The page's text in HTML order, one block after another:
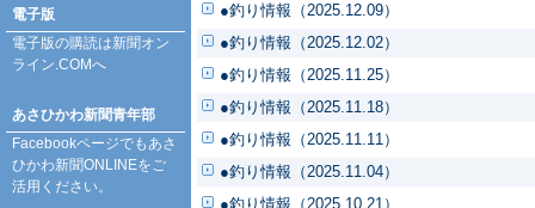
●釣り情報（2025.12.09）
●釣り情報（2025.12.02）
●釣り情報（2025.11.25）
●釣り情報（2025.11.18）
●釣り情報（2025.11.11）
●釣り情報（2025.11.04）
●釣り情報（2025.10.21）
電子版
電子版の購読は新聞オン
ライン.COMへ
あさひかわ新聞青年部
Facebookページでもあさ
ひかわ新聞ONLINEをご
活用ください。